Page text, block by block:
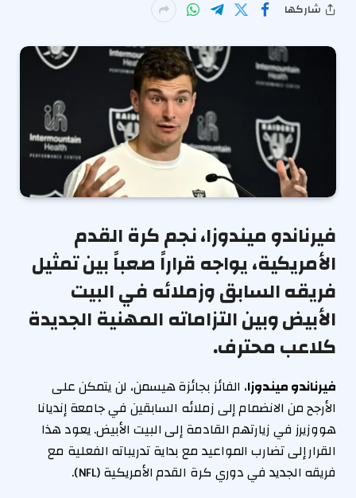
شاركها
فيرناندو ميندوزا، نجم كرة القدم
الأمريكية، يواجه قراراً صعباً بين تمثيل
فريقه السابق وزملائه في البيت
الأبيض وبين التزاماته المهنية الجديدة
كلاعب محترف.
فيرناندو ميندوزا، الفائز بجائزة هيسمن، لن يتمكن على
الأرجح من الانضمام إلى زملائه السابقين في جامعة إنديانا
هووزيرز في زيارتهم القادمة إلى البيت الأبيض. يعود هذا
القرار إلى تضارب المواعيد مع بداية تدريباته الفعلية مع
فريقه الجديد في دوري كرة القدم الأمريكية (NFL).